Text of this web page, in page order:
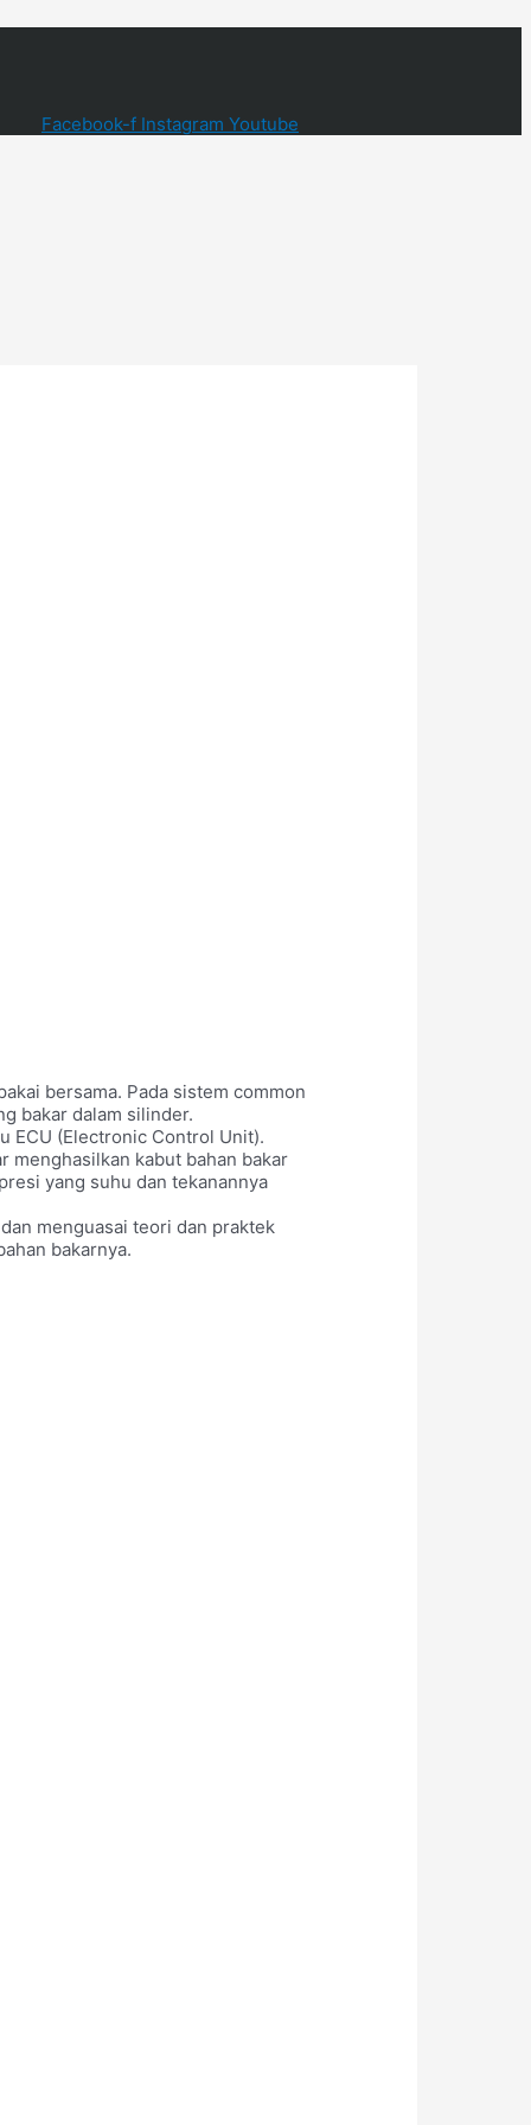
Facebook-f Instagram Youtube
bersama. Pada sistem common
bakar dalam silinder.
ECU (Electronic Control Unit).
menghasilkan kabut bahan bakar
yang suhu dan tekanannya
menguasai teori dan praktek
bakarnya.